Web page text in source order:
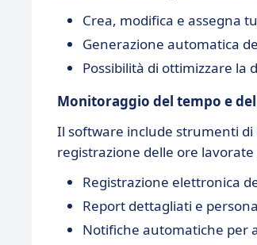
Crea, modifica e assegna
Generazione automatica
Possibilità di ottimizzare la
Monitoraggio del tempo e
Il software include strumenti di
registrazione delle ore
Registrazione elettronica
Report dettagliati e
Notifiche automatiche per